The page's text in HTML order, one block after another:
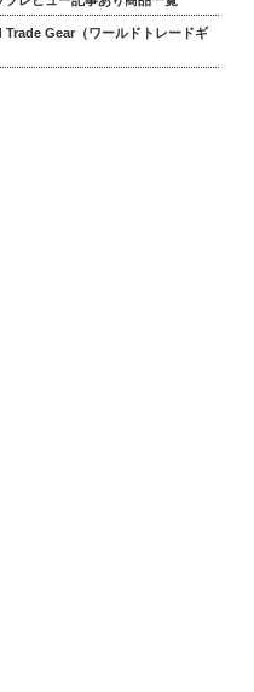
Trade Gear（ワールドトレードギ